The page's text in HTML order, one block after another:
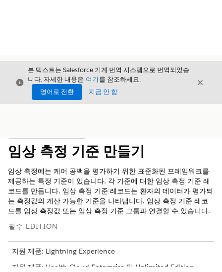
닫기
본 텍스트는 Salesforce 기계 번역 시스템으로 번역되었습
니다. 자세한 내용은 여기 를 참조하세요.
영어로 전환
지금 안 함
닫기
임상 측정 기준 만들기
임상 측정에는 케어 공백을 평가하기 위한 표준화된 프레임워크를
제공하는 특정 기준이 있습니다. 각 기준에 대한 임상 측정 기준 레
코드를 만듭니다. 임상 측정 기준 레코드는 환자의 데이터가 평가되
는 측정값의 계산 가능한 기준을 나타냅니다. 임상 측정 기준 레코
드를 임상 측정값 또는 임상 측정 기준 그룹과 연결할 수 있습니다.
필수 EDITION
지원 제품: Lightning Experience
지원 제품: Health Cloud Enterprise 및 Unlimited Edition